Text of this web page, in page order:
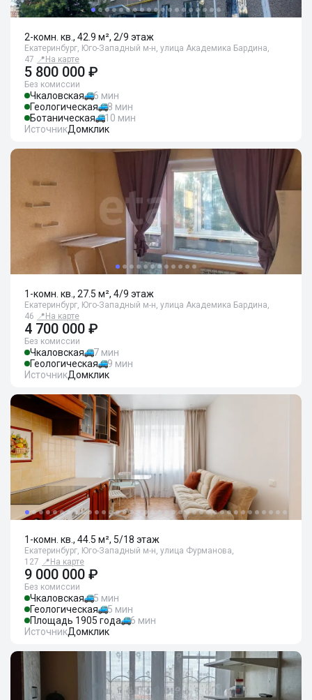
2-комн. кв., 42.9 м², 2/9 этаж
Екатеринбург, Юго-Западный м-н, улица Академика Бардина,
47 📍 На карте
5 800 000 ₽
Без комиссии
Чкаловская
6 мин
Геологическая
8 мин
Ботаническая
10 мин
ИсточникДомклик
1-комн. кв., 27.5 м², 4/9 этаж
Екатеринбург, Юго-Западный м-н, улица Академика Бардина,
46 📍 На карте
4 700 000 ₽
Без комиссии
Чкаловская
7 мин
Геологическая
9 мин
ИсточникДомклик
1-комн. кв., 44.5 м², 5/18 этаж
Екатеринбург, Юго-Западный м-н, улица Фурманова,
127 📍 На карте
9 000 000 ₽
Без комиссии
Чкаловская
5 мин
Геологическая
5 мин
Площадь 1905 года
6 мин
ИсточникДомклик